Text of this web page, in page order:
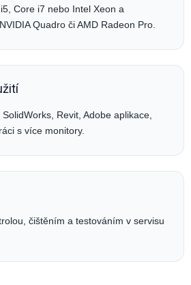
Core i7 nebo Intel Xeon a
Quadro či AMD Radeon Pro.
Revit, Adobe aplikace,
s více monitory.
čištěním a testováním v servisu